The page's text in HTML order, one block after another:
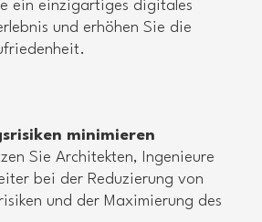
ein einzigartiges digitales
und erhöhen Sie die
minimieren
Sie Architekten, Ingenieure
bei der Reduzierung von
und der Maximierung des